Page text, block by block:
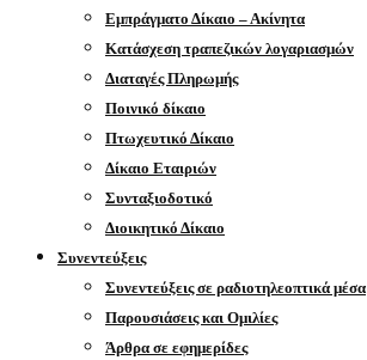
Εμπράγματο Δίκαιο – Ακίνητα
Κατάσχεση τραπεζικών λογαριασμών
Διαταγές Πληρωμής
Ποινικό δίκαιο
Πτωχευτικό Δίκαιο
Δίκαιο Εταιριών
Συνταξιοδοτικό
Διοικητικό Δίκαιο
Συνεντεύξεις
Συνεντεύξεις σε ραδιοτηλεοπτικά μέσα
Παρουσιάσεις και Ομιλίες
Άρθρα σε εφημερίδες